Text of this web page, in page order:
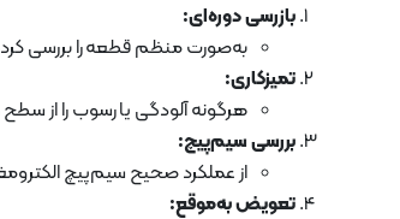
بازرسی دوره‌ای:
به‌صورت منظم قطعه را بررسی
تمیزکاری:
هرگونه آلودگی یا رسوب را از
بررسی سیم‌پیچ:
از عملکرد صحیح سیم‌پیچ
تعویض به‌موقع: